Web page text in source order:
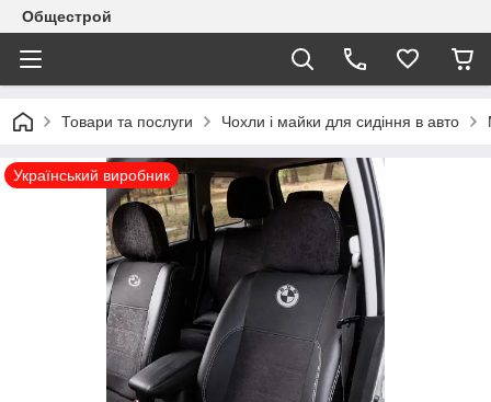
Общестрой
Товари та послуги Чохли і майки для сидіння в авто
Український виробник